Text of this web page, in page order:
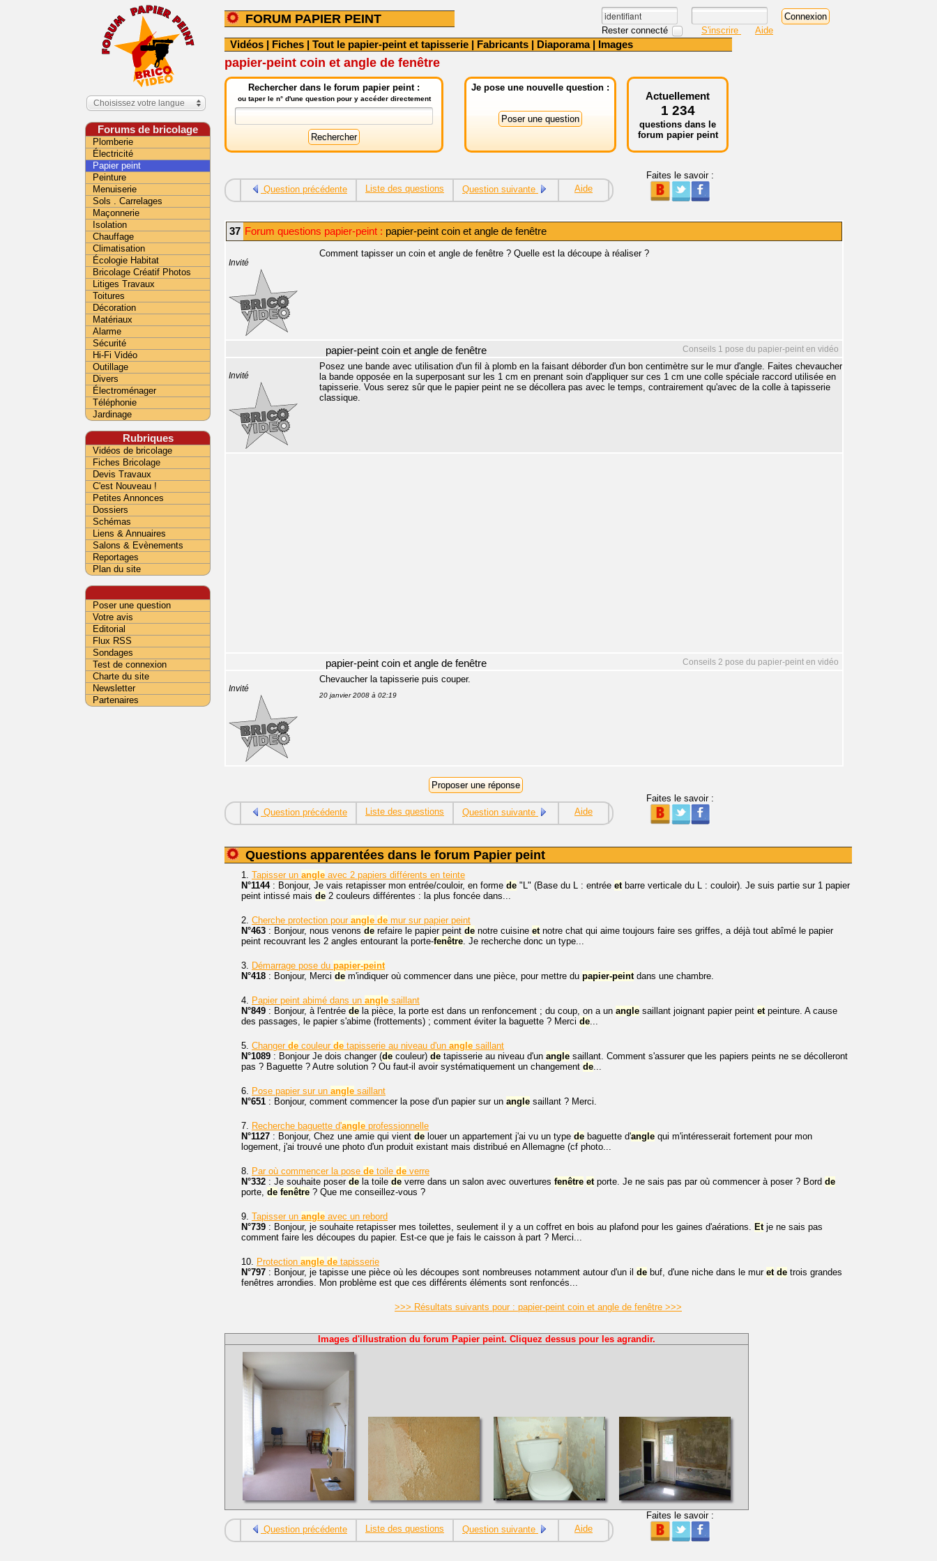
FORUM PAPIER PEINT
Rester connecté S'inscrire Aide
Vidéos | Fiches | Tout le papier-peint et tapisserie | Fabricants | Diaporama| Images
papier-peint coin et angle de fenêtre
Rechercher dans le forum papier peint :
ou taper le n° d'une question pour y accéder directement
Je pose une nouvelle question :
Actuellement
1 234
questions dans le
forum papier peint
Question précédente Liste des questions Question suivante Aide
Faites le savoir :
37 Forum questions papier-peint : papier-peint coin et angle de fenêtre
Invité
Comment tapisser un coin et angle de fenêtre ? Quelle est la découpe à réaliser ?
Conseils 1 pose du papier-peint en vidéo
papier-peint coin et angle de fenêtre
Invité
Posez une bande avec utilisation d'un fil à plomb en la faisant déborder d'un bon centimètre sur le mur d'angle. Faites chevaucher
la bande opposée en la superposant sur les 1 cm en prenant soin d'appliquer sur ces 1 cm une colle spéciale raccord utilisée en
tapisserie. Vous serez sûr que le papier peint ne se décollera pas avec le temps, contrairement qu'avec de la colle à tapisserie
classique.
Conseils 2 pose du papier-peint en vidéo
papier-peint coin et angle de fenêtre
Invité
Chevaucher la tapisserie puis couper.
20 janvier 2008 à 02:19
Question précédente Liste des questions Question suivante Aide
Faites le savoir :
Questions apparentées dans le forum Papier peint
1. Tapisser un angle avec 2 papiers différents en teinte
N°1144: Bonjour, Je vais retapisser mon entrée/couloir, en forme de "L" (Base du L : entrée etbarre verticale du L : couloir). Je suis partie sur 1 papier
peint intissé mais de 2 couleurs différentes : la plus foncée dans...
2. Cherche protection pour angle de mur sur papier peint
N°463 : Bonjour, nous venons de refaire le papier peint de notre cuisine etnotre chat qui aime toujours faire ses griffes, a déjà tout abîmé le papier
peint recouvrant les 2 angles entourant la porte-fenêtre. Je recherche donc un type...
3. Démarrage pose du papier-peint
N°418 : Bonjour, Merci de m'indiquer où commencer dans une pièce, pour mettre du papier-peintdans une chambre.
4. Papier peint abimé dans un angle saillant
N°849 : Bonjour, à l'entrée de la pièce, la porte est dans un renfoncement ; du coup, on a un angle saillant joignant papier peint etpeinture. A cause
des passages, le papier s'abime (frottements) ; comment éviter la baguette ? Merci de...
5. Changer de couleur de tapisserie au niveau d'un angle saillant
N°1089 : Bonjour Je dois changer (de couleur) de tapisserie au niveau d'un angle saillant. Comment s'assurer que les papiers peints ne se décolleront
pas ? Baguette ? Autre solution ? Ou faut-il avoir systématiquement un changement de...
6. Pose papier sur un angle saillant
N°651 : Bonjour, comment commencer la pose d'un papier sur un angle saillant ? Merci.
7. Recherche baguette d'angle professionnelle
N°1127 : Bonjour, Chez une amie qui vient de louer un appartement j'ai vu un type de baguette d'angle qui m'intéresserait fortement pour mon
logement, j'ai trouvé une photo d'un produit existant mais distribué en Allemagne (cf photo...
8. Par où commencer la pose de toile de verre
N°332 : Je souhaite poser de la toile de verre dans un salon avec ouvertures fenêtre etporte. Je ne sais pas par où commencer à poser ? Bord de
porte, de fenêtre ? Que me conseillez-vous ?
9. Tapisser un angle avec un rebord
N°739 : Bonjour, je souhaite retapisser mes toilettes, seulement il y a un coffret en bois au plafond pour les gaines d'aérations. Etje ne sais pas
comment faire les découpes du papier. Est-ce que je fais le caisson à part ? Merci...
10. Protection angle de tapisserie
N°797 : Bonjour, je tapisse une pièce où les découpes sont nombreuses notamment autour d'un il de buf, d'une niche dans le mur et de trois grandes
fenêtres arrondies. Mon problème est que ces différents éléments sont renfoncés...
>>> Résultats suivants pour : papier-peint coin et angle de fenêtre >>>
Images d'illustration du forum Papier peint. Cliquez dessus pour les agrandir.
Question précédente Liste des questions Question suivante Aide
Faites le savoir :
Choisissez votre langue
Forums de bricolage
Plomberie
Électricité
Papier peint
Peinture
Menuiserie
Sols . Carrelages
Maçonnerie
Isolation
Chauffage
Climatisation
Écologie Habitat
Bricolage Créatif Photos
Litiges Travaux
Toitures
Décoration
Matériaux
Alarme
Sécurité
Hi-Fi Vidéo
Outillage
Divers
Électroménager
Téléphonie
Jardinage
Rubriques
Vidéos de bricolage
Fiches Bricolage
Devis Travaux
C'est Nouveau !
Petites Annonces
Dossiers
Schémas
Liens & Annuaires
Salons & Evènements
Reportages
Plan du site
Poser une question
Votre avis
Editorial
Flux RSS
Sondages
Test de connexion
Charte du site
Newsletter
Partenaires